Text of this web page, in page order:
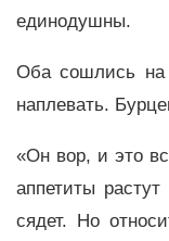
единодушны.
Оба сошлись на
наплевать.
«Он вор, и это
аппетиты
сядет. Но